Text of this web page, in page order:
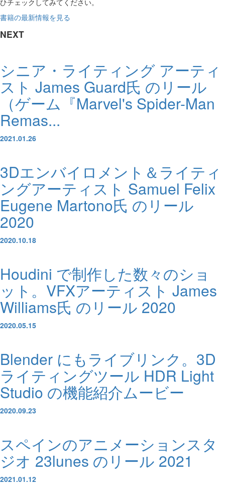
ひチェックしてみてください。
書籍の最新情報を見る
NEXT
シニア・ライティング アーティ
スト James Guard氏 のリール
（ゲーム『Marvel's Spider-Man
Remas...
2021.01.26
3Dエンバイロメント＆ライティ
ングアーティスト Samuel Felix
Eugene Martono氏 のリール
2020
2020.10.18
Houdini で制作した数々のショ
ット。VFXアーティスト James
Williams氏 のリール 2020
2020.05.15
Blender にもライブリンク。3D
ライティングツール HDR Light
Studio の機能紹介ムービー
2020.09.23
スペインのアニメーションスタ
ジオ 23lunes のリール 2021
2021.01.12